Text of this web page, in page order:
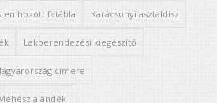
hozott fatábla Karácsonyi asztaldísz
Lakberendezési kiegészítő
címere
ajándék